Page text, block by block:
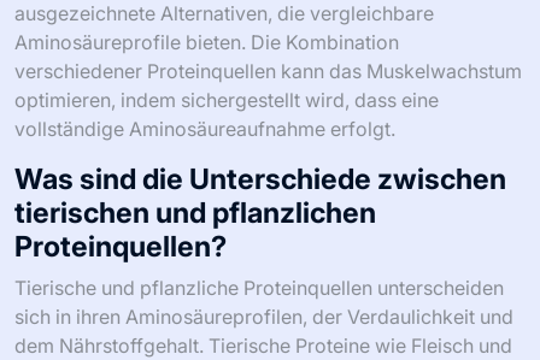
ausgezeichnete Alternativen, die vergleichbare
Aminosäureprofile bieten. Die Kombination
verschiedener Proteinquellen kann das Muskelwachstum
optimieren, indem sichergestellt wird, dass eine
vollständige Aminosäureaufnahme erfolgt.
Was sind die Unterschiede zwischen
tierischen und pflanzlichen
Proteinquellen?
Tierische und pflanzliche Proteinquellen unterscheiden
sich in ihren Aminosäureprofilen, der Verdaulichkeit und
dem Nährstoffgehalt. Tierische Proteine wie Fleisch und